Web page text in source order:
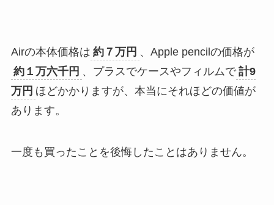
Airの本体価格は 約７万円 、Apple pencilの価格が
約１万六千円 、プラスでケースやフィルムで 計9
万円 ほどかかりますが、本当にそれほどの価値が
あります。
一度も買ったことを後悔したことはありません。